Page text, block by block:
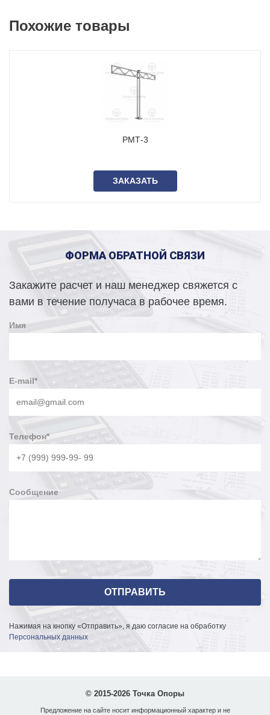
Похожие товары
РМТ-3
ЗАКАЗАТЬ
ФОРМА ОБРАТНОЙ СВЯЗИ
Закажите расчет и наш менеджер свяжется с
вами в течение получаса в рабочее время.
Имя
E-mail*
Телефон*
Сообщение
Нажимая на кнопку «Отправить», я даю согласие на обработку
Персональных данных
© 2015-2026 Точка Опоры
Предложение на сайте носит информационный характер и не